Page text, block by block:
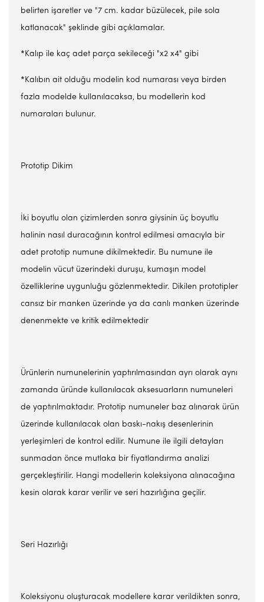
belirten işaretler ve "7 cm. kadar büzülecek, pile sola
katlanacak" şeklinde gibi açıklamalar.
*Kalıp ile kaç adet parça sekileceği "x2 x4" gibi
*Kalıbın ait olduğu modelin kod numarası veya birden
fazla modelde kullanılacaksa, bu modellerin kod
numaraları bulunur.
Prototip Dikim
İki boyutlu olan çizimlerden sonra giysinin üç boyutlu
halinin nasıl duracağının kontrol edilmesi amacıyla bir
adet prototip numune dikilmektedir. Bu numune ile
modelin vücut üzerindeki duruşu, kumaşın model
özelliklerine uygunluğu gözlenmektedir. Dikilen prototipler
cansız bir manken üzerinde ya da canlı manken üzerinde
denenmekte ve kritik edilmektedir
Ürünlerin numunelerinin yaptırılmasından ayrı olarak aynı
zamanda üründe kullanılacak aksesuarların numuneleri
de yaptırılmaktadır. Prototip numuneler baz alınarak ürün
üzerinde kullanılacak olan baskı-nakış desenlerinin
yerleşimleri de kontrol edilir. Numune ile ilgili detayları
sunmadan önce mutlaka bir fiyatlandırma analizi
gerçekleştirilir. Hangi modellerin koleksiyona alınacağına
kesin olarak karar verilir ve seri hazırlığına geçilir.
Seri Hazırlığı
Koleksiyonu oluşturacak modellere karar verildikten sonra,